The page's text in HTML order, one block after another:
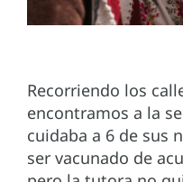
Recorriendo los
encontramos a la
cuidaba a 6 de sus
ser vacunado de